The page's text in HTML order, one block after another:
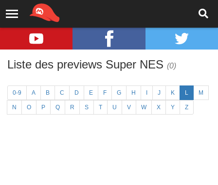
Liste des previews Super NES (0)
0-9 A B C D E F G H J K L M
N O P Q R S T U V W X Y Z